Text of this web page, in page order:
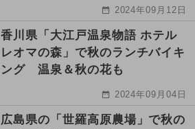
2024年09月12日
香川県「大江戸温泉物語 ホテル
レオマの森」で秋のランチバイキ
ング 温泉＆秋の花も
2024年09月04日
広島県の「世羅高原農場」で秋の